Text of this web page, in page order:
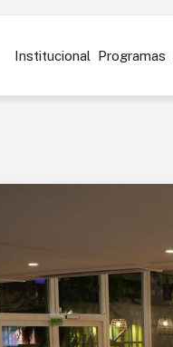
Institucional Programas